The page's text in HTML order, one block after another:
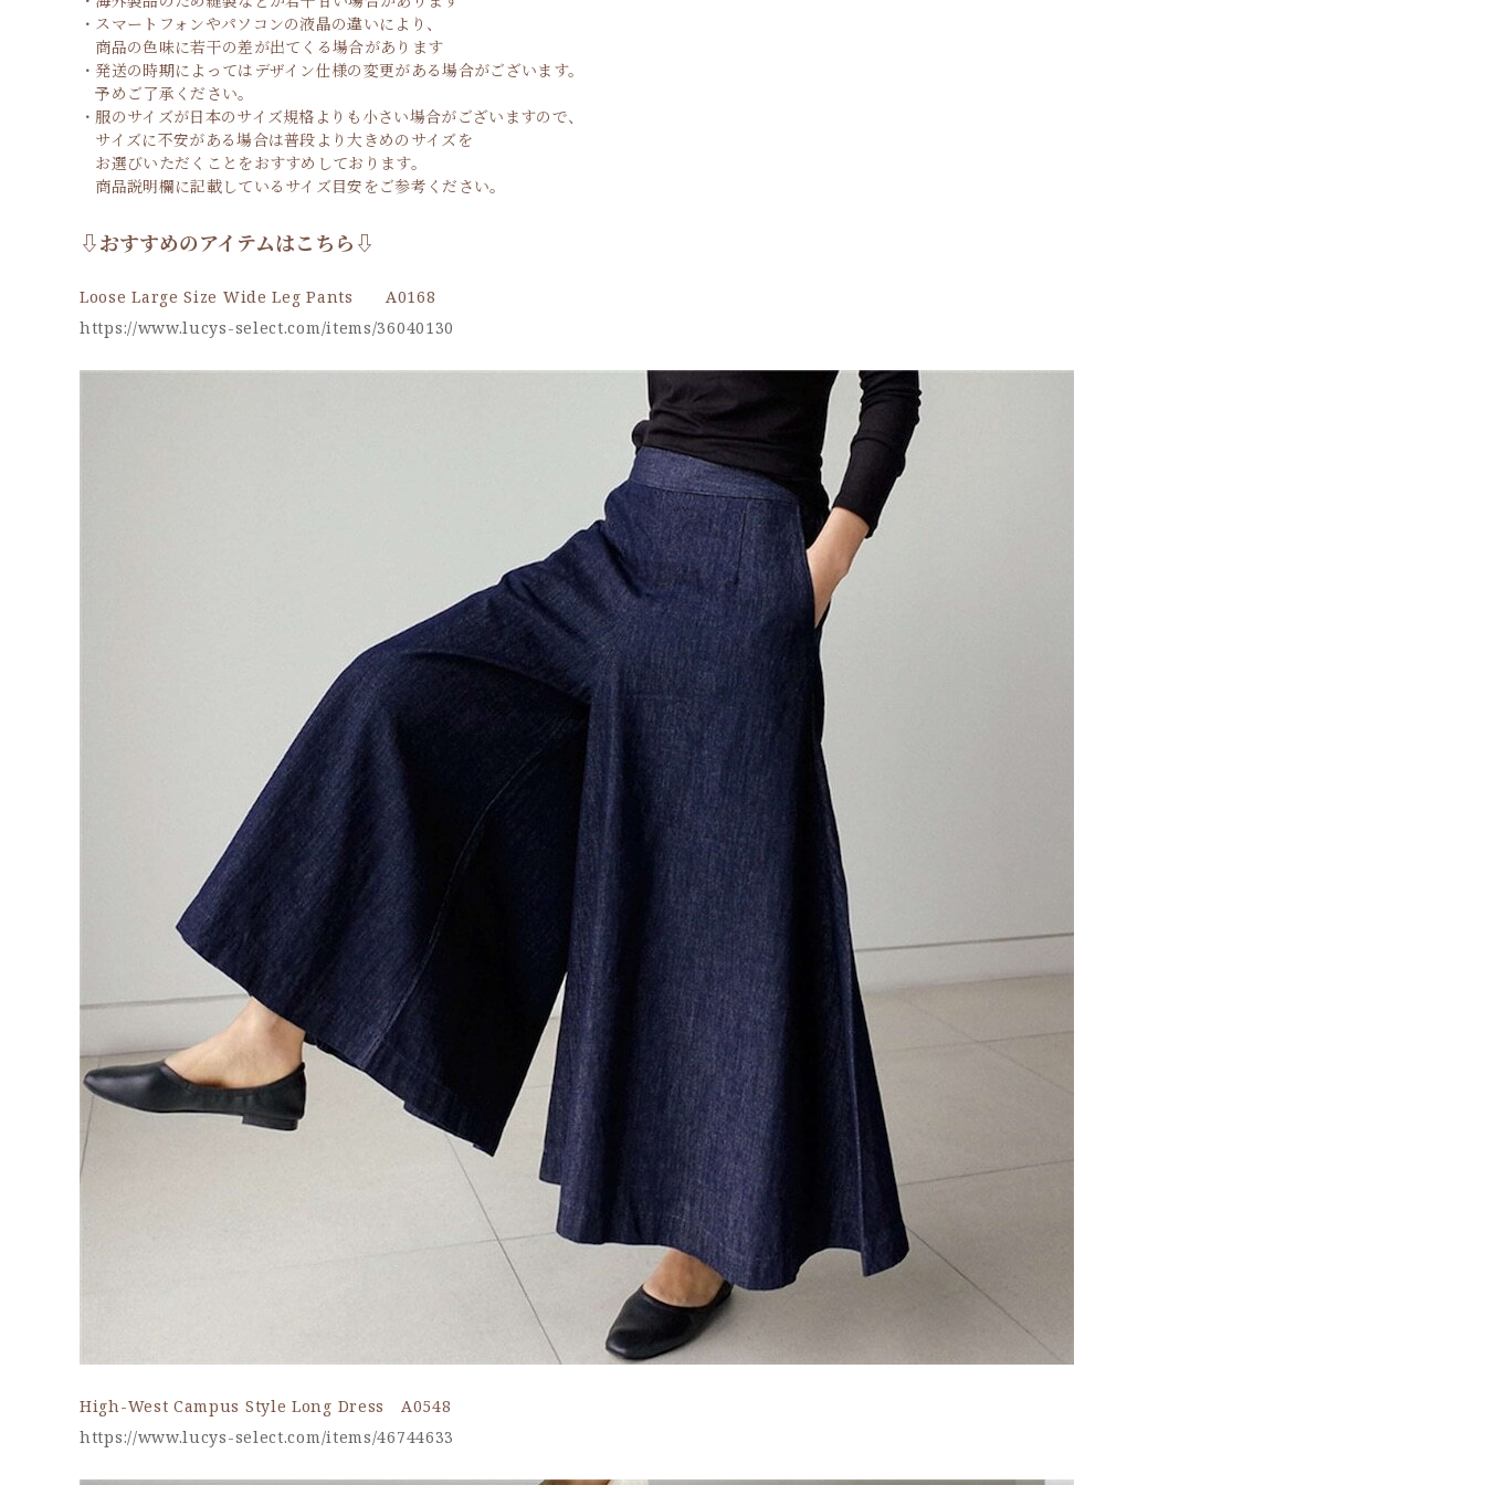
・スマートフォンやパソコンの液晶の違いにより、
商品の色味に若干の差が出てくる場合があります
・発送の時期によってはデザイン仕様の変更がある場合がございます。
予めご了承ください。
・服のサイズが日本のサイズ規格よりも小さい場合がございますので、
サイズに不安がある場合は普段より大きめのサイズを
お選びいただくことをおすすめしております。
商品説明欄に記載しているサイズ目安をご参考ください。
⇩おすすめのアイテムはこちら⇩
Loose Large Size Wide Leg Pants A0168
https://www.lucys-select.com/items/36040130
High-West Campus Style Long Dress A0548
https://www.lucys-select.com/items/46744633